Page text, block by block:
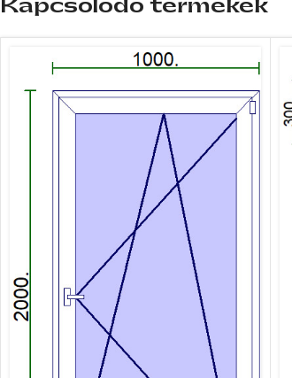
Kapcsolódó termékek